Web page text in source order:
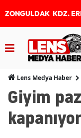
ZONGULDAK KDZ.
Lens Medya Haber
Giyim